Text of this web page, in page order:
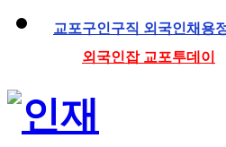
교포구인구직 외국인채용
외국인잡 교포투데이